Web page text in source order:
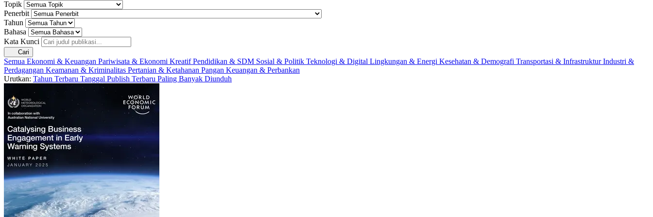
Topik
Penerbit
Tahun
Bahasa
Kata Kunci
Cari
Semua Ekonomi & Keuangan Pariwisata & Ekonomi KreatifPendidikan & SDM Sosial & Politik Teknologi & Digital Lingkungan & Energi Kesehatan & Demografi Transportasi & InfrastrukturIndustri &
Perdagangan Keamanan & Kriminalitas Pertanian & Ketahanan Pangan Keuangan & Perbankan
Urutkan: Tahun Terbaru Tanggal Publish Terbaru Paling Banyak Diunduh